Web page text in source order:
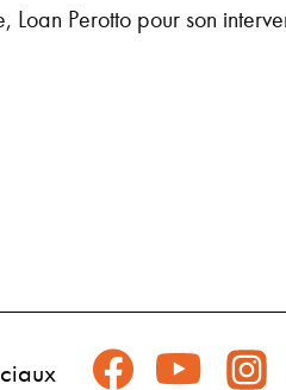
Perotto pour son